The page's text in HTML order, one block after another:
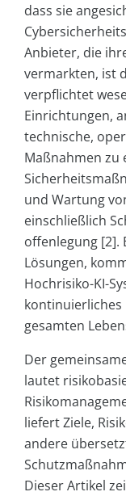
dass sie
Anbieter, die
vermarkten, ist
verpflichtet
Einrichtungen,
technische,
Maßnahmen zu
und Wartung
einschließlich
offenlegung [2].
Lösungen,
Hochrisiko-KI-
kontinuierliches
gesamten
Der
lautet
liefert Ziele,
andere
Dieser Artikel